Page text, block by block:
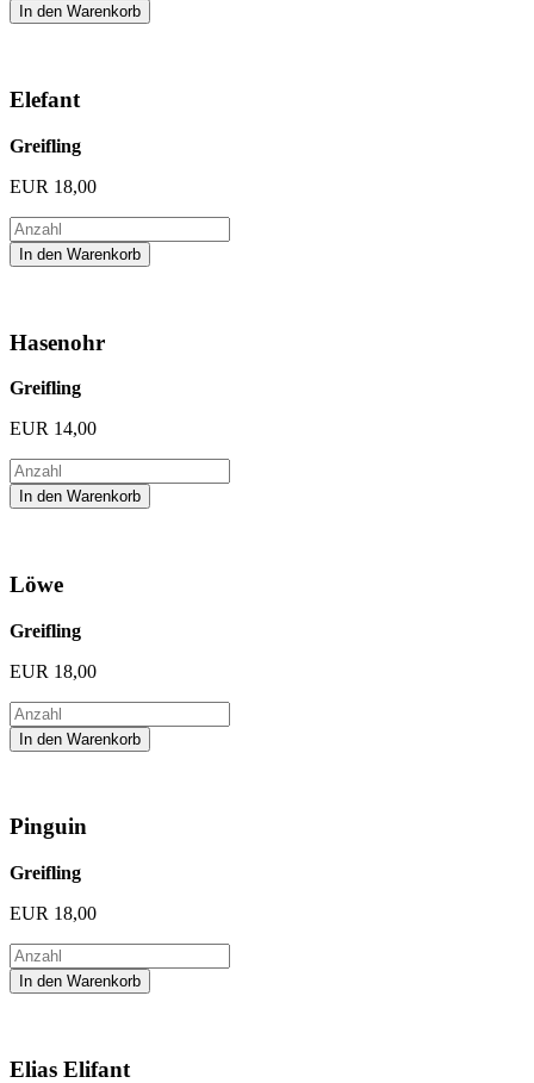
Elefant
Greifling
EUR 18,00
Hasenohr
Greifling
EUR 14,00
Löwe
Greifling
EUR 18,00
Pinguin
Greifling
EUR 18,00
Elias Elifant